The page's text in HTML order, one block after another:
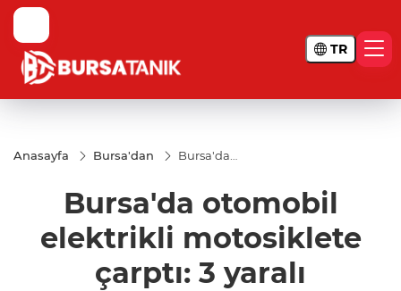
TR
Anasayfa Bursa'dan
Bursa'da
motosiklete
çarptı: 3
Bursa'da otomobil
elektrikli motosiklete
çarptı: 3 yaralı